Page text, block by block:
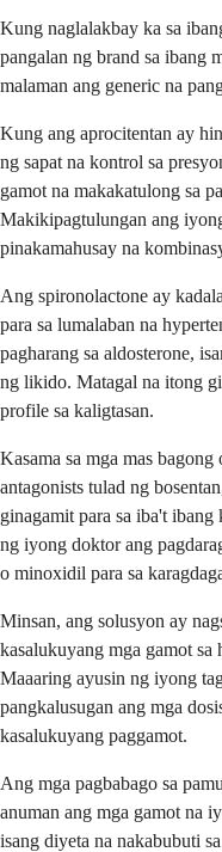
Kung naglalakbay ka sa
pangalan ng brand sa ibang
malaman ang generic na
Kung ang aprocitentan ay
ng sapat na kontrol sa
gamot na makakatulong sa
Makikipagtulungan ang
pinakamahusay na
Ang spironolactone ay
para sa lumalaban na
pagharang sa aldosterone,
ng likido. Matagal na itong
profile sa kaligtasan.
Kasama sa mga mas
antagonists tulad ng
ginagamit para sa iba't
ng iyong doktor ang
o minoxidil para sa
Minsan, ang solusyon ay
kasalukuyang mga gamot sa
Maaaring ayusin ng iyong
pangkalusugan ang mga
kasalukuyang paggamot.
Ang mga pagbabago sa
anuman ang mga gamot na
isang diyeta na nakabubuti